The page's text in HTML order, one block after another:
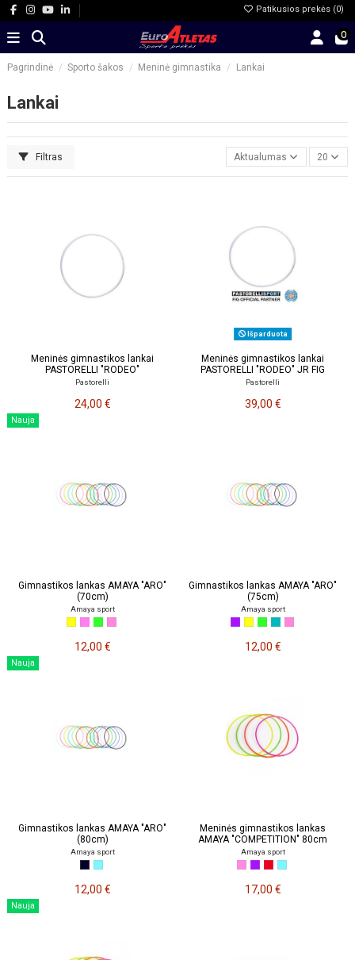
Patikusios prekės (0)
0
Pagrindinė Sporto šakos Meninė gimnastika Lankai
Lankai
Filtras Aktualumas 20
Meninės gimnastikos lankai
PASTORELLI "RODEO"
Pastorelli
24,00 €
Išparduota
Meninės gimnastikos lankai
PASTORELLI "RODEO" JR FIG
Pastorelli
39,00 €
Nauja
Gimnastikos lankas AMAYA "ARO"
(70cm)
Amaya sport
12,00 €
Gimnastikos lankas AMAYA "ARO"
(75cm)
Amaya sport
12,00 €
Nauja
Gimnastikos lankas AMAYA "ARO"
(80cm)
Amaya sport
12,00 €
Meninės gimnastikos lankas
AMAYA "COMPETITION" 80cm
Amaya sport
17,00 €
Nauja